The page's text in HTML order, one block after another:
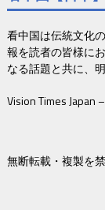
看中国は伝統文化
報を読者の皆様に
なる話題と共に、
Vision Times Japan
無断転載・複製を